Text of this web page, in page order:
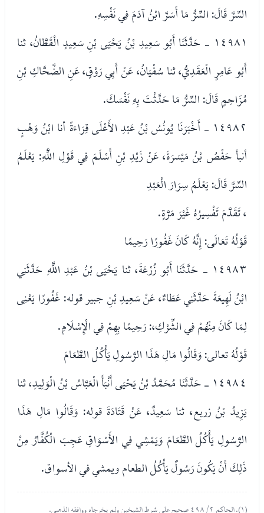
السِّرَّ قَالَ: السِّرُّ مَا أَسَرَّ ابْنُ آدَمَ فِي نَفْسِهِ.
١٤٩٨١ - حَدَّثَنَا أَبُو سَعِيدِ بْنُ يَحْيَى بْنِ سَعِيدٍ الْقَطَّانُ، ثنا
أَبُو عَامِرٍ الْعَقَدِيُّ، ثنا سُفْيَانُ، عَنْ أَبِي رَوْقٍ، عَنِ الضَّحَّاكِ بْنِ
مُزَاحِمٍ قَالَ: السِّرُّ مَا حَدَّثْتَ بِهِ نَفْسَكَ.
١٤٩٨٢ - أَخْبَرَنَا يُونُسُ بْنُ عَبْدِ الأَعْلَى قِرَاءَةً أنا ابْنُ وَهْبٍ
أنبأ حَفْصُ بْنُ مَيْسَرَةَ، عَنْ زَيْدِ بْنِ أَسْلَمَ فِي قَوْلِ اللَّهِ: يَعْلَمُ
السِّرَّ قَالَ: يَعْلَمُ سِرَارَ الْعَبْدِ
، تَقَدَّمَ تَفْسِيرُهُ غَيْرَ مَرَّةٍ.
قَوْلُهُ تَعَالَى: إِنَّهُ كَانَ غَفُورًا رَحِيمًا
١٤٩٨٣ - حَدَّثَنَا أَبُو زُرْعَةَ، ثنا يَحْيَى بْنُ عَبْدِ اللَّهِ حَدَّثَنِي
ابْنُ لَهِيعَةَ حَدَّثَنِي عَطَاءٌ، عَنْ سَعِيدِ بْنِ جبير قوله: غَفُورًا يَعْنِى
لِمَا كَانَ مِنْهُمْ فِي الشِّرْكِ،: رَحِيمًا بِهِمْ فِي الْإِسْلَامِ.
قَوْلُهُ تعالى: وَقَالُوا مَالِ هَذَا الرَّسُولِ يَأْكُلُ الطَّعَامَ
١٤٩٨٤ - حَدَّثَنَا مُحَمَّدُ بْنُ يَحْيَى أَنْبَأَ الْعَبَّاسُ بْنُ الْوَلِيدِ، ثنا
يَزِيدُ بْنُ زربع، ثنا سَعِيدٌ، عَنْ قَتَادَةَ قوله: وَقَالُوا مَالِ هَذَا
الرَّسُولِ يَأْكُلُ الطَّعَامَ وَيَمْشِي فِي الأَسْوَاقِ عَجِبَ الْكُفَّارُ مِنْ
ذَلِكَ أَنْ يَكُونَ رَسُولٌ يَأْكُلُ الطعام ويمشي في الأسواق.
(١). الحاكم ٢/ ٤٩٨ صحيح على شرط الشيخين ولم يخرجاه ووافقه الذهبي.